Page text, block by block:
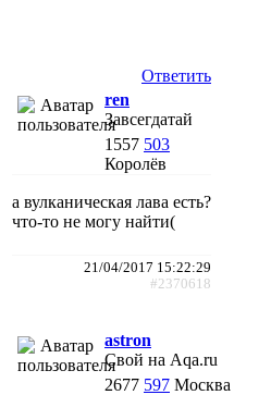
Ответить
ren
Завсегдатай
1557 503
Королёв
а вулканическая лава есть?
что-то не могу найти(
21/04/2017 15:22:29
#2370618
astron
Свой на Aqa.ru
2677 597 Москва